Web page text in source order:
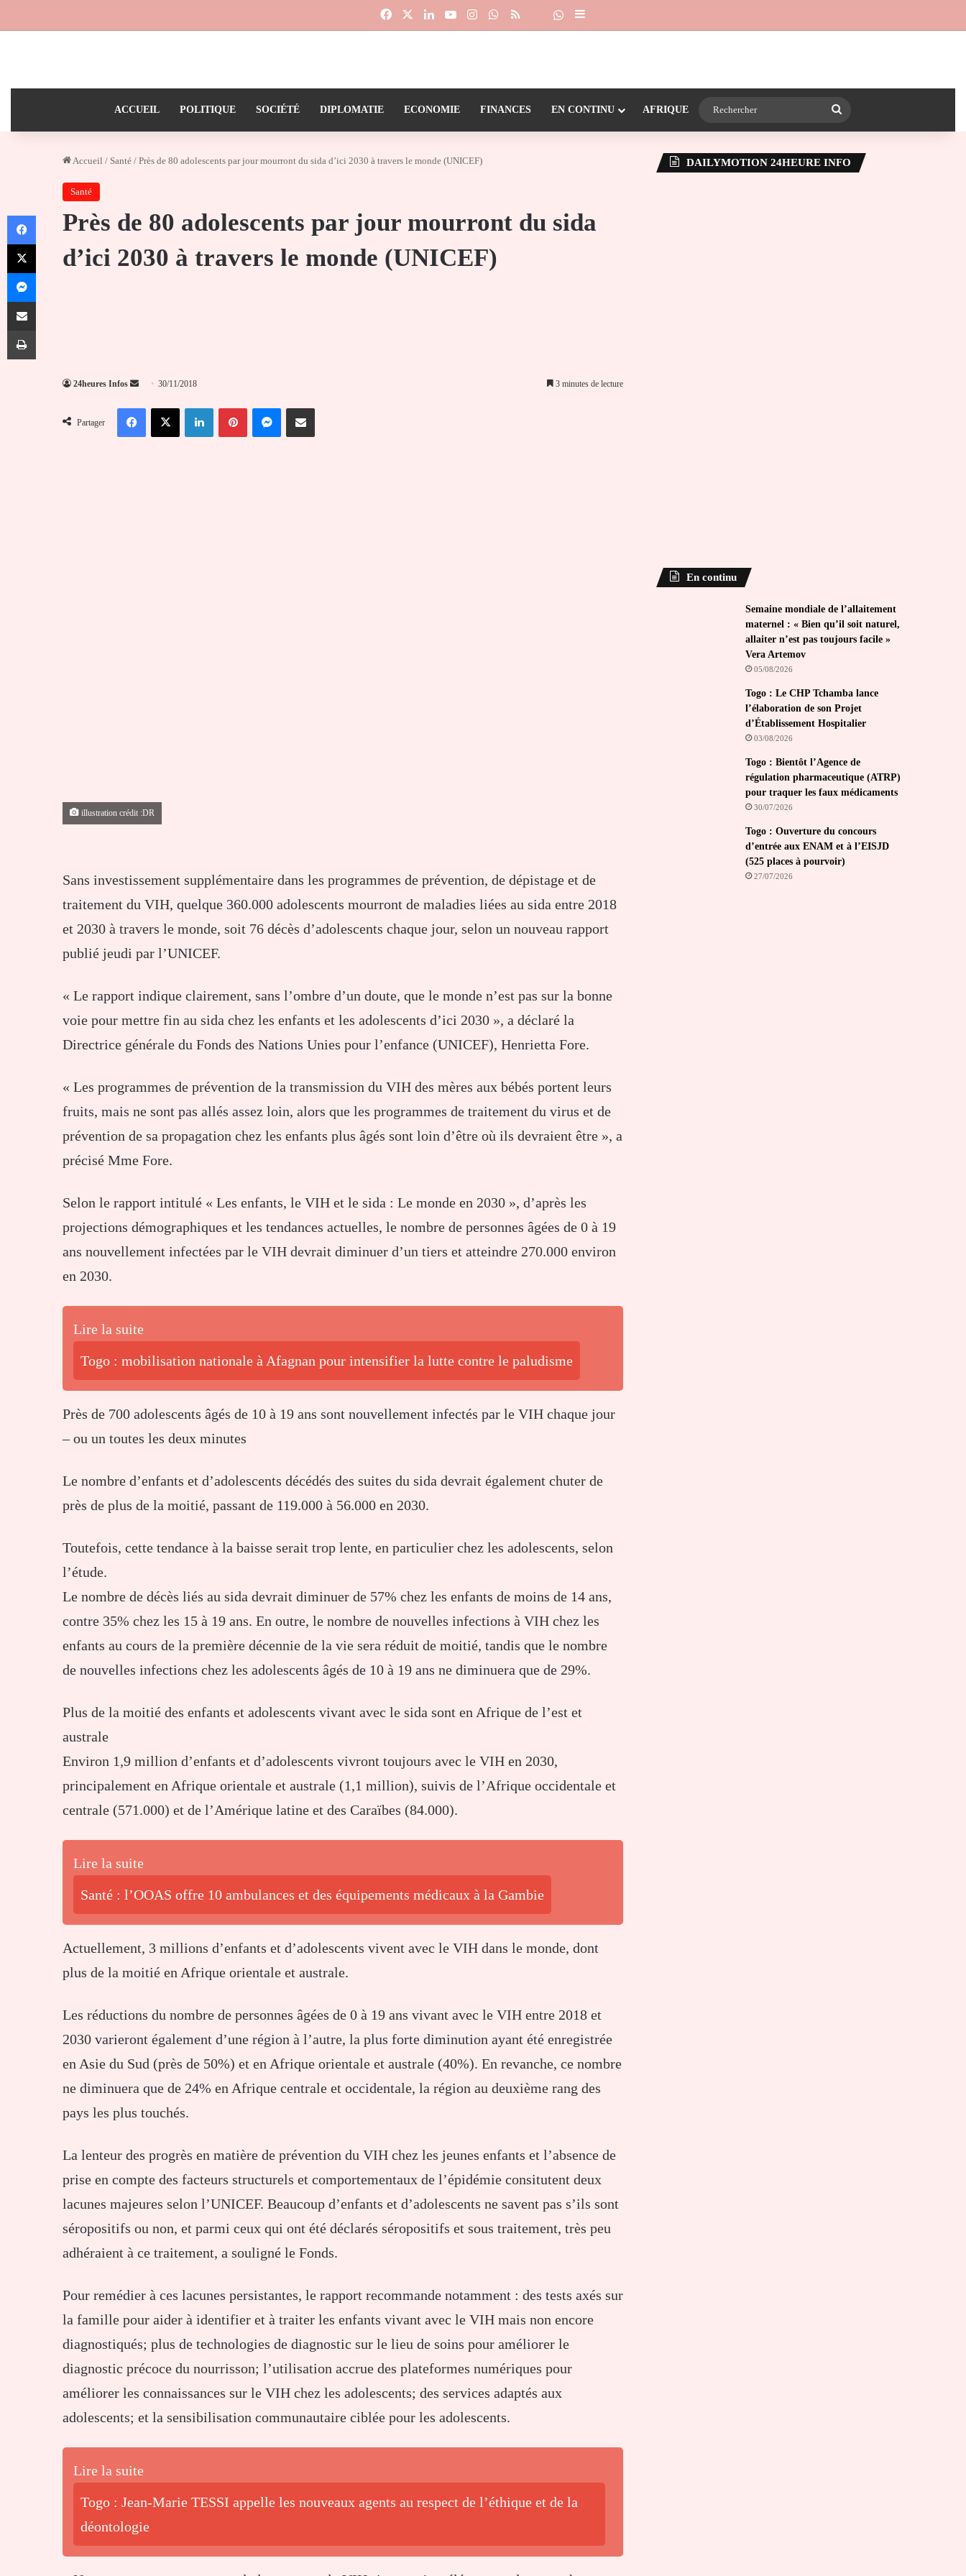
FacebookLinkedinYouTubeInstagramWhatsApp
RSS Dailymotion
Suivre la chaîne 24heureinfo sur WhatsApp
Sidebar (barre latérale)
ACCUEIL POLITIQUE SOCIÉTÉ DIPLOMATIE ECONOMIE FINANCES EN CONTINU AFRIQUE
Accueil / Santé / Près de 80 adolescents par jour mourront du sida d’ici 2030 à travers le monde (UNICEF)
Santé
Près de 80 adolescents par jour mourront du sida
d’ici 2030 à travers le monde (UNICEF)
24heures Infos
Envoyer
courriel
30/11/2018 3 minutes de lecture
Partager
FacebookX LinkedinPinterestMessengerPartager par email
illustration crédit :DR
Sans investissement supplémentaire dans les programmes de prévention, de dépistage et de
traitement du VIH, quelque 360.000 adolescents mourront de maladies liées au sida entre 2018
et 2030 à travers le monde, soit 76 décès d’adolescents chaque jour, selon un nouveau rapport
publié jeudi par l’UNICEF.
« Le rapport indique clairement, sans l’ombre d’un doute, que le monde n’est pas sur la bonne
voie pour mettre fin au sida chez les enfants et les adolescents d’ici 2030 », a déclaré la
Directrice générale du Fonds des Nations Unies pour l’enfance (UNICEF), Henrietta Fore.
« Les programmes de prévention de la transmission du VIH des mères aux bébés portent leurs
fruits, mais ne sont pas allés assez loin, alors que les programmes de traitement du virus et de
prévention de sa propagation chez les enfants plus âgés sont loin d’être où ils devraient être », a
précisé Mme Fore.
Selon le rapport intitulé « Les enfants, le VIH et le sida : Le monde en 2030 », d’après les
projections démographiques et les tendances actuelles, le nombre de personnes âgées de 0 à 19
ans nouvellement infectées par le VIH devrait diminuer d’un tiers et atteindre 270.000 environ
en 2030.
Lire la suite
Togo : mobilisation nationale à Afagnan pour intensifier la lutte contre le paludisme
Près de 700 adolescents âgés de 10 à 19 ans sont nouvellement infectés par le VIH chaque jour
– ou un toutes les deux minutes
Le nombre d’enfants et d’adolescents décédés des suites du sida devrait également chuter de
près de plus de la moitié, passant de 119.000 à 56.000 en 2030.
Toutefois, cette tendance à la baisse serait trop lente, en particulier chez les adolescents, selon
l’étude.
Le nombre de décès liés au sida devrait diminuer de 57% chez les enfants de moins de 14 ans,
contre 35% chez les 15 à 19 ans. En outre, le nombre de nouvelles infections à VIH chez les
enfants au cours de la première décennie de la vie sera réduit de moitié, tandis que le nombre
de nouvelles infections chez les adolescents âgés de 10 à 19 ans ne diminuera que de 29%.
Plus de la moitié des enfants et adolescents vivant avec le sida sont en Afrique de l’est et
australe
Environ 1,9 million d’enfants et d’adolescents vivront toujours avec le VIH en 2030,
principalement en Afrique orientale et australe (1,1 million), suivis de l’Afrique occidentale et
centrale (571.000) et de l’Amérique latine et des Caraïbes (84.000).
Lire la suite
Santé : l’OOAS offre 10 ambulances et des équipements médicaux à la Gambie
Actuellement, 3 millions d’enfants et d’adolescents vivent avec le VIH dans le monde, dont
plus de la moitié en Afrique orientale et australe.
Les réductions du nombre de personnes âgées de 0 à 19 ans vivant avec le VIH entre 2018 et
2030 varieront également d’une région à l’autre, la plus forte diminution ayant été enregistrée
en Asie du Sud (près de 50%) et en Afrique orientale et australe (40%). En revanche, ce nombre
ne diminuera que de 24% en Afrique centrale et occidentale, la région au deuxième rang des
pays les plus touchés.
La lenteur des progrès en matière de prévention du VIH chez les jeunes enfants et l’absence de
prise en compte des facteurs structurels et comportementaux de l’épidémie consitutent deux
lacunes majeures selon l’UNICEF. Beaucoup d’enfants et d’adolescents ne savent pas s’ils sont
séropositifs ou non, et parmi ceux qui ont été déclarés séropositifs et sous traitement, très peu
adhéraient à ce traitement, a souligné le Fonds.
Pour remédier à ces lacunes persistantes, le rapport recommande notamment : des tests axés sur
la famille pour aider à identifier et à traiter les enfants vivant avec le VIH mais non encore
diagnostiqués; plus de technologies de diagnostic sur le lieu de soins pour améliorer le
diagnostic précoce du nourrisson; l’utilisation accrue des plateformes numériques pour
améliorer les connaissances sur le VIH chez les adolescents; des services adaptés aux
adolescents; et la sensibilisation communautaire ciblée pour les adolescents.
Lire la suite
Togo : Jean-Marie TESSI appelle les nouveaux agents au respect de l’éthique et de la
déontologie
DAILYMOTION 24HEURE INFO
En continu
Semaine mondiale de l’allaitement
maternel : « Bien qu’il soit naturel,
allaiter n’est pas toujours facile »
Vera Artemov
05/08/2026
Togo : Le CHP Tchamba lance
l’élaboration de son Projet
d’Établissement Hospitalier
03/08/2026
Togo : Bientôt l’Agence de
régulation pharmaceutique (ATRP)
pour traquer les faux médicaments
30/07/2026
Togo : Ouverture du concours
d’entrée aux ENAM et à l’EISJD
(525 places à pourvoir)
27/07/2026
Facebook
X
Messenger
Partager par email